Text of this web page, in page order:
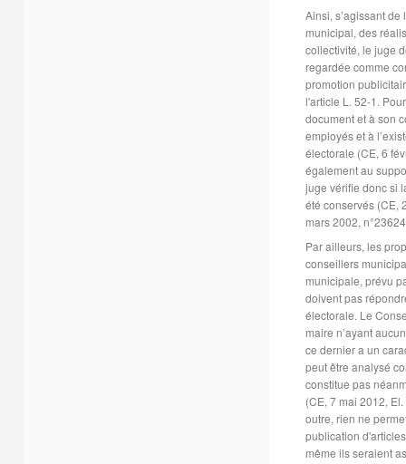
Ainsi, s’agissant
municipal, des
collectivité, le juge
regardée comme
promotion
l'article L. 52-1.
document et à son
employés et à
électorale (CE, 6
également au
juge vérifie donc si
été conservés (CE,
mars 2002,
Par ailleurs, les
conseillers
municipale, prévu
doivent pas
électorale. Le
maire n’ayant
ce dernier a un
peut être analysé
constitue pas
(CE, 7 mai 2012,
outre, rien ne
publication
même ils seraient